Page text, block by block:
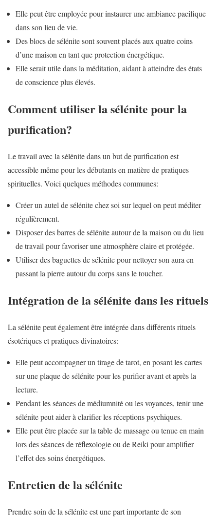
Elle peut être employée pour instaurer une ambiance pacifique
dans son lieu de vie.
Des blocs de sélénite sont souvent placés aux quatre coins
d’une maison en tant que protection énergétique.
Elle serait utile dans la méditation, aidant à atteindre des états
de conscience plus élevés.
Comment utiliser la sélénite pour la
purification?
Le travail avec la sélénite dans un but de purification est
accessible même pour les débutants en matière de pratiques
spirituelles. Voici quelques méthodes communes:
Créer un autel de sélénite chez soi sur lequel on peut méditer
régulièrement.
Disposer des barres de sélénite autour de la maison ou du lieu
de travail pour favoriser une atmosphère claire et protégée.
Utiliser des baguettes de sélénite pour nettoyer son aura en
passant la pierre autour du corps sans le toucher.
Intégration de la sélénite dans les rituels
La sélénite peut également être intégrée dans différents rituels
ésotériques et pratiques divinatoires:
Elle peut accompagner un tirage de tarot, en posant les cartes
sur une plaque de sélénite pour les purifier avant et après la
lecture.
Pendant les séances de médiumnité ou les voyances, tenir une
sélénite peut aider à clarifier les réceptions psychiques.
Elle peut être placée sur la table de massage ou tenue en main
lors des séances de réflexologie ou de Reiki pour amplifier
l’effet des soins énergétiques.
Entretien de la sélénite
Prendre soin de la sélénite est une part importante de son